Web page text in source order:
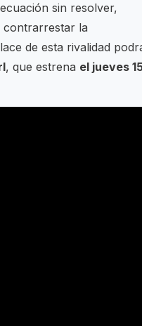
sin resolver,
contrarrestar la
de esta rivalidad
, que estrena el jueves